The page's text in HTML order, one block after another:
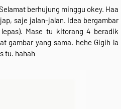
berhujung minggu okey. Haa
saje jalan-jalan. Idea bergambar
Mase tu kitorang 4 beradik
gambar yang sama. hehe Gigih la
tu. hahah